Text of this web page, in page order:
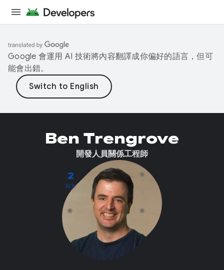
Google 會運用 AI 技術將內容翻譯成你偏好的語言，但可
能會出錯。
2
貼文
Ben Trengrove
開發人員關係工程師